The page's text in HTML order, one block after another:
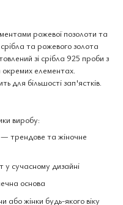
рожевої позолоти та
та рожевого золота
зі срібла 925 проби з
елементах.
для більшості зап'ястків.
виробу:
— трендове та жіночне
у сучасному дизайні
основа
або жінки будь-якого віку